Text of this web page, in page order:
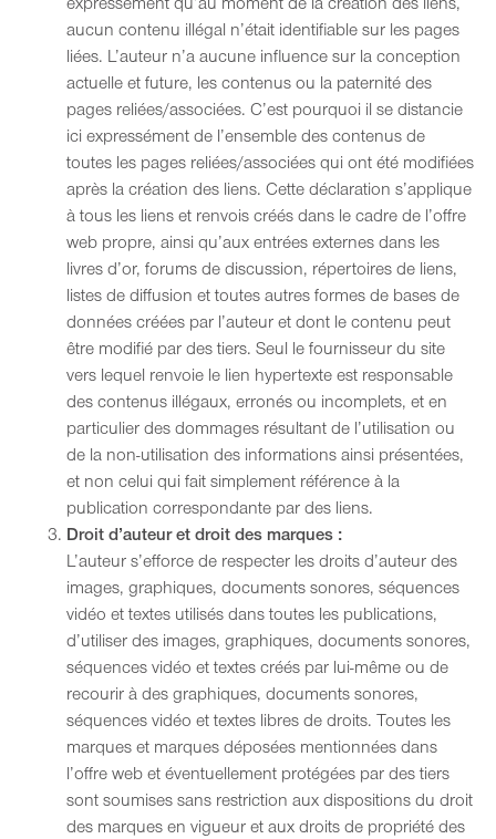
expressément qu’au moment de la création des liens,
aucun contenu illégal n’était identifiable sur les pages
liées. L’auteur n’a aucune influence sur la conception
actuelle et future, les contenus ou la paternité des
pages reliées/associées. C’est pourquoi il se distancie
ici expressément de l’ensemble des contenus de
toutes les pages reliées/associées qui ont été modifiées
après la création des liens. Cette déclaration s’applique
à tous les liens et renvois créés dans le cadre de l’offre
web propre, ainsi qu’aux entrées externes dans les
livres d’or, forums de discussion, répertoires de liens,
listes de diffusion et toutes autres formes de bases de
données créées par l’auteur et dont le contenu peut
être modifié par des tiers. Seul le fournisseur du site
vers lequel renvoie le lien hypertexte est responsable
des contenus illégaux, erronés ou incomplets, et en
particulier des dommages résultant de l’utilisation ou
de la non-utilisation des informations ainsi présentées,
et non celui qui fait simplement référence à la
publication correspondante par des liens.
Droit d’auteur et droit des marques :
L’auteur s’efforce de respecter les droits d’auteur des
images, graphiques, documents sonores, séquences
vidéo et textes utilisés dans toutes les publications,
d’utiliser des images, graphiques, documents sonores,
séquences vidéo et textes créés par lui-même ou de
recourir à des graphiques, documents sonores,
séquences vidéo et textes libres de droits. Toutes les
marques et marques déposées mentionnées dans
l’offre web et éventuellement protégées par des tiers
sont soumises sans restriction aux dispositions du droit
des marques en vigueur et aux droits de propriété des